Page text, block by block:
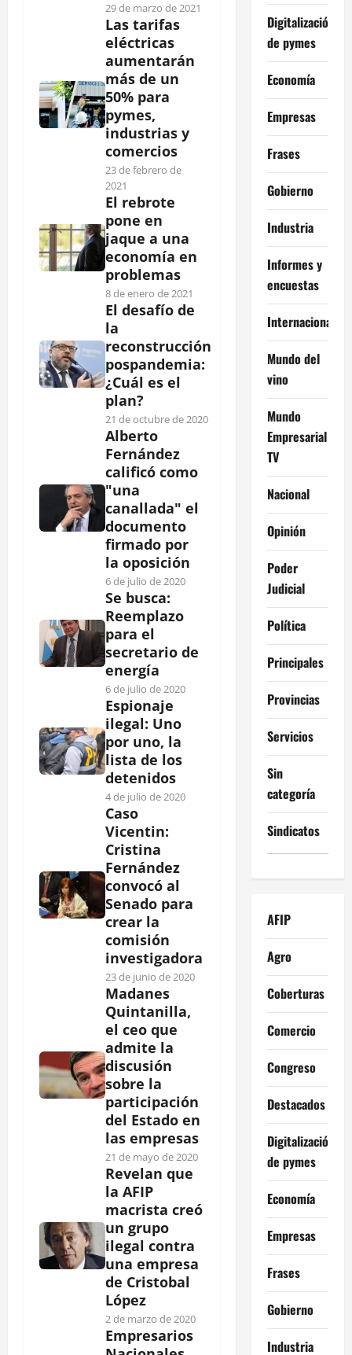
29 de marzo de 2021
Las tarifas
eléctricas
aumentarán
más de un
50% para
pymes,
industrias y
comercios
23 de febrero de
2021
El rebrote
pone en
jaque a una
economía en
problemas
8 de enero de 2021
El desafío de
la
reconstrucción
pospandemia:
¿Cuál es el
plan?
21 de octubre de 2020
Alberto
Fernández
calificó como
"una
canallada" el
documento
firmado por
la oposición
6 de julio de 2020
Se busca:
Reemplazo
para el
secretario de
energía
6 de julio de 2020
Espionaje
ilegal: Uno
por uno, la
lista de los
detenidos
4 de julio de 2020
Caso
Vicentin:
Cristina
Fernández
convocó al
Senado para
crear la
comisión
investigadora
23 de junio de 2020
Madanes
Quintanilla,
el ceo que
admite la
discusión
sobre la
participación
del Estado en
las empresas
21 de mayo de 2020
Revelan que
la AFIP
macrista creó
un grupo
ilegal contra
una empresa
de Cristobal
López
2 de marzo de 2020
Empresarios
Digitalización
de pymes
Economía
Empresas
Frases
Gobierno
Industria
Informes y
encuestas
Internacional
Mundo del
vino
Mundo
Empresarial
TV
Nacional
Opinión
Poder
Judicial
Política
Principales
Provincias
Servicios
Sin
categoría
Sindicatos
AFIP
Agro
Coberturas
Comercio
Congreso
Destacados
Digitalización
de pymes
Economía
Empresas
Frases
Gobierno
Industria